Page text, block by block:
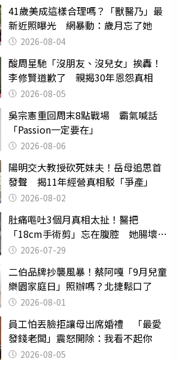
41歲美成這樣合理嗎？「獸醫乃」最
新近照曝光 網暴動：歲月忘了她
2026-08-04
酸周星馳「沒朋友、沒兒女」挨轟！
李修賢道歉了 親揭30年恩怨真相
2026-08-05
吳宗憲重回周末8點戰場 霸氣喊話
「Passion一定要在」
2026-08-06
陽明交大教授砍死妹夫！岳母追思首
發聲 揭11年經營真相駁「爭產」
2026-08-02
肚痛嘔吐3個月真相太扯！醫把
「18cm手術剪」忘在腹腔 她腸壞死
險喪命
2026-07-29
二伯品牌抄襲風暴！蔡阿嘎「9月兒童
樂園家庭日」照辦嗎？北捷鬆口了
2026-08-01
員工怕丟臉拒讓母出席婚禮 「最愛
發錢老闆」震怒開除：我看不起你
2026-08-05